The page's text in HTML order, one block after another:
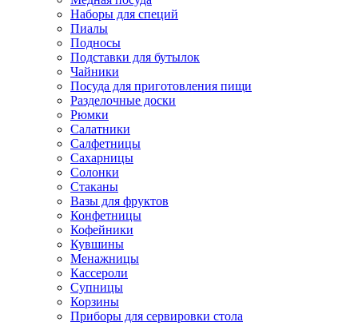
Наборы для специй
Пиалы
Подносы
Подставки для бутылок
Чайники
Посуда для приготовления пищи
Разделочные доски
Рюмки
Салатники
Салфетницы
Сахарницы
Солонки
Стаканы
Вазы для фруктов
Конфетницы
Кофейники
Кувшины
Менажницы
Кассероли
Супницы
Корзины
Приборы для сервировки стола